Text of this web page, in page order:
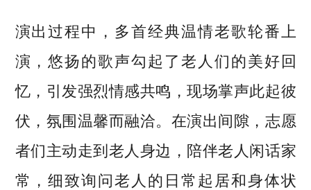
演出过程中，多首经典温情老歌轮番上
演，悠扬的歌声勾起了老人们的美好回
忆，引发强烈情感共鸣，现场掌声此起彼
伏，氛围温馨而融洽。在演出间隙，志愿
者们主动走到老人身边，陪伴老人闲话家
常，细致询问老人的日常起居和身体状